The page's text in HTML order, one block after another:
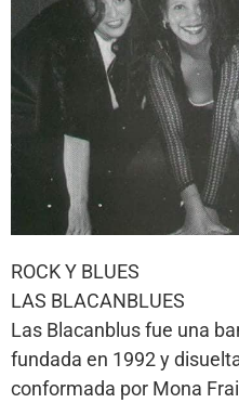
ROCK Y BLUES
LAS BLACANBLUES
Las Blacanblus fue una
fundada en 1992 y
conformada por Mona